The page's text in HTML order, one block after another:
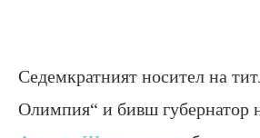
Седемкратният носител на
Олимпия“ и бивш губернатор